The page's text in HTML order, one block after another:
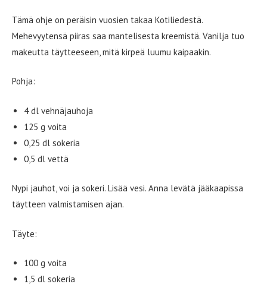
Tämä ohje on peräisin vuosien takaa Kotiliedestä.
Mehevyytensä piiras saa mantelisesta kreemistä. Vanilja tuo
makeutta täytteeseen, mitä kirpeä luumu kaipaakin.
Pohja:
4 dl vehnäjauhoja
125 g voita
0,25 dl sokeria
0,5 dl vettä
Nypi jauhot, voi ja sokeri. Lisää vesi. Anna levätä jääkaapissa
täytteen valmistamisen ajan.
Täyte:
100 g voita
1,5 dl sokeria